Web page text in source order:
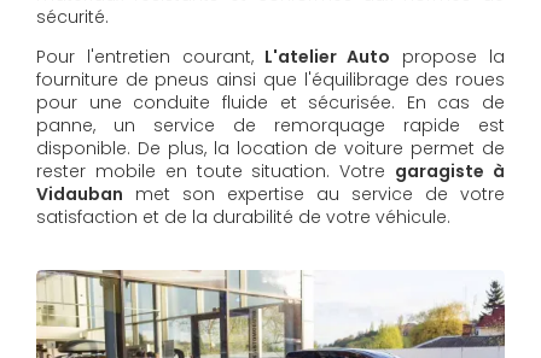
sécurité.
Pour l'entretien courant,L'atelier Auto propose la
fourniture de pneus ainsi que l'équilibrage des roues
pour une conduite fluide et sécurisée. En cas de
panne, un service de remorquage rapide est
disponible. De plus, la location de voiture permet de
rester mobile en toute situation. Votre garagiste à
Vidauban met son expertise au service de votre
satisfaction et de la durabilité de votre véhicule.